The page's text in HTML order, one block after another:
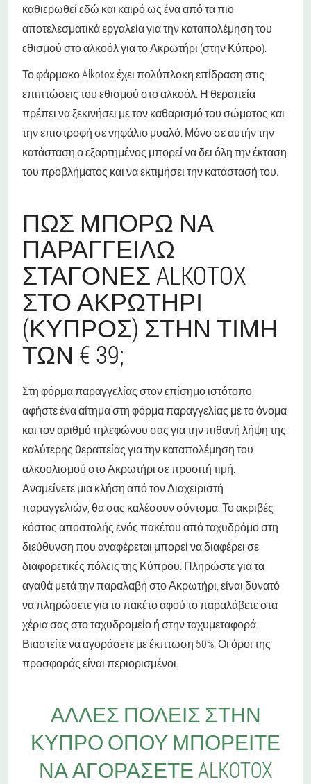
καθιερωθεί εδώ και καιρό ως ένα από τα πιο
αποτελεσματικά εργαλεία για την καταπολέμηση του
εθισμού στο αλκοόλ για το Ακρωτήρι (στην Κύπρο).
Το φάρμακο Alkotox έχει πολύπλοκη επίδραση στις
επιπτώσεις του εθισμού στο αλκοόλ. Η θεραπεία
πρέπει να ξεκινήσει με τον καθαρισμό του σώματος και
την επιστροφή σε νηφάλιο μυαλό. Μόνο σε αυτήν την
κατάσταση ο εξαρτημένος μπορεί να δει όλη την έκταση
του προβλήματος και να εκτιμήσει την κατάστασή του.
ΠΏΣ ΜΠΟΡΏ ΝΑ
ΠΑΡΑΓΓΕΊΛΩ
ΣΤΑΓΌΝΕΣ ALKOTOX
ΣΤΟ ΑΚΡΩΤΉΡΙ
(ΚΎΠΡΟΣ) ΣΤΗΝ ΤΙΜΉ
ΤΩΝ € 39;
Στη φόρμα παραγγελίας στον επίσημο ιστότοπο,
αφήστε ένα αίτημα στη φόρμα παραγγελίας με το όνομα
και τον αριθμό τηλεφώνου σας για την πιθανή λήψη της
καλύτερης θεραπείας για την καταπολέμηση του
αλκοολισμού στο Ακρωτήρι σε προσιτή τιμή.
Αναμείνετε μια κλήση από τον Διαχειριστή
παραγγελιών, θα σας καλέσουν σύντομα. Το ακριβές
κόστος αποστολής ενός πακέτου από ταχυδρόμο στη
διεύθυνση που αναφέρεται μπορεί να διαφέρει σε
διαφορετικές πόλεις της Κύπρου. Πληρώστε για τα
αγαθά μετά την παραλαβή στο Ακρωτήρι, είναι δυνατό
να πληρώσετε για το πακέτο αφού το παραλάβετε στα
χέρια σας στο ταχυδρομείο ή στην ταχυμεταφορά.
Βιαστείτε να αγοράσετε με έκπτωση 50%. Οι όροι της
προσφοράς είναι περιορισμένοι.
ΆΛΛΕΣ ΠΌΛΕΙΣ ΣΤΗΝ
ΚΎΠΡΟ ΌΠΟΥ ΜΠΟΡΕΊΤΕ
ΝΑ ΑΓΟΡΆΣΕΤΕ ALKOTOX